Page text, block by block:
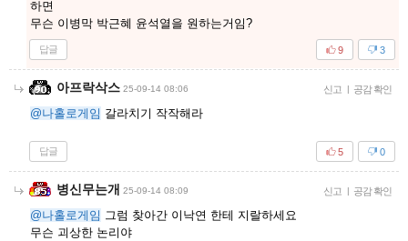
하면
무슨 이병막 박근혜 윤석열을 원하는거임?
답글 3
9
아프락삭스 25-09-14 08:06 신고 | 공감 확인
@나홀로게임 갈라치기 작작해라
답글 0
5
병신무는개 25-09-14 08:09 신고 | 공감 확인
@나홀로게임 그럼 찾아간 이낙연 한테 지랄하세요
무슨 괴상한 논리야